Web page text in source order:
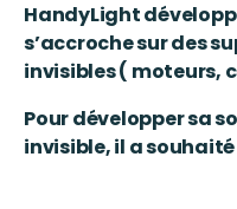
HandyLight
s’accroche sur des
invisibles (
Pour développer sa
invisible, il a